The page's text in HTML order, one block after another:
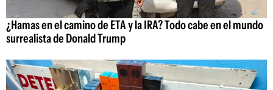
¿Hamas en el camino de ETA y la IRA? Todo cabe en el mundo
surrealista de Donald Trump